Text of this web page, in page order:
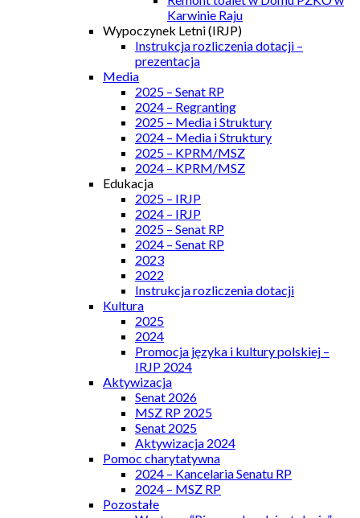
Karwinie Raju
Wypoczynek Letni (IRJP)
Instrukcja rozliczenia dotacji –
prezentacja
Media
2025 – Senat RP
2024 – Regranting
2025 – Media i Struktury
2024 – Media i Struktury
2025 – KPRM/MSZ
2024 – KPRM/MSZ
Edukacja
2025 – IRJP
2024 – IRJP
2025 – Senat RP
2024 – Senat RP
2023
2022
Instrukcja rozliczenia dotacji
Kultura
2025
2024
Promocja języka i kultury polskiej –
IRJP 2024
Aktywizacja
Senat 2026
MSZ RP 2025
Senat 2025
Aktywizacja 2024
Pomoc charytatywna
2024 – Kancelaria Senatu RP
2024 – MSZ RP
Pozostałe